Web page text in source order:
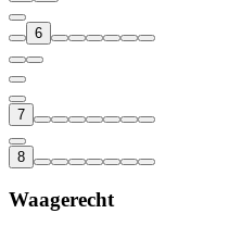
6
7
8
Waagerecht